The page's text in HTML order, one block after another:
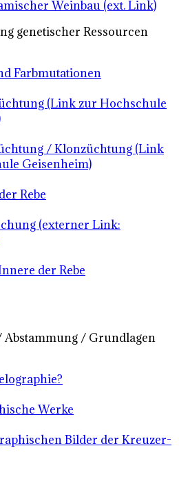
Weinbau (ext. Link)
genetischer Ressourcen
Farbmutationen
(Link zur Hochschule
/ Klonzüchtung (Link
Geisenheim)
Rebe
(externer Link:
der Rebe
Abstammung / Grundlagen
Werke
Bilder der Kreuzer-